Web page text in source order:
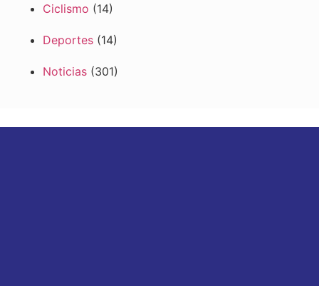
Ciclismo (14)
Deportes (14)
Noticias (301)